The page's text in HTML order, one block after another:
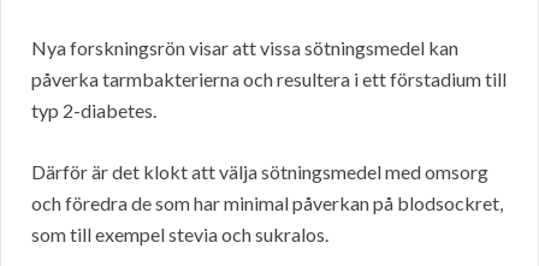
Nya forskningsrön visar att vissa sötningsmedel kan
påverka tarmbakterierna och resultera i ett förstadium till
typ 2-diabetes.
Därför är det klokt att välja sötningsmedel med omsorg
och föredra de som har minimal påverkan på blodsockret,
som till exempel stevia och sukralos.